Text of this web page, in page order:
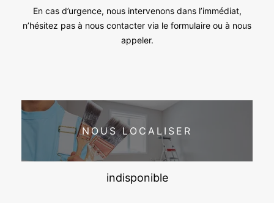
En cas d’urgence, nous intervenons dans l’immédiat,
n’hésitez pas à nous contacter via le formulaire ou à nous
appeler.
NOUS LOCALISER
indisponible